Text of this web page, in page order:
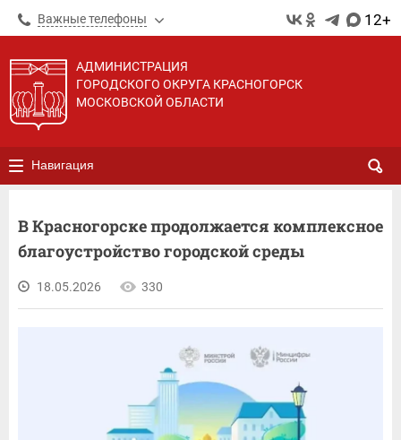
Важные телефоны 12+
АДМИНИСТРАЦИЯ
ГОРОДСКОГО ОКРУГА КРАСНОГОРСК
МОСКОВСКОЙ ОБЛАСТИ
Навигация
В Красногорске продолжается комплексное
благоустройство городской среды
18.05.2026 330